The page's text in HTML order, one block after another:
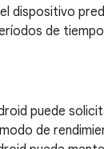
dispositivo
de
puede
de